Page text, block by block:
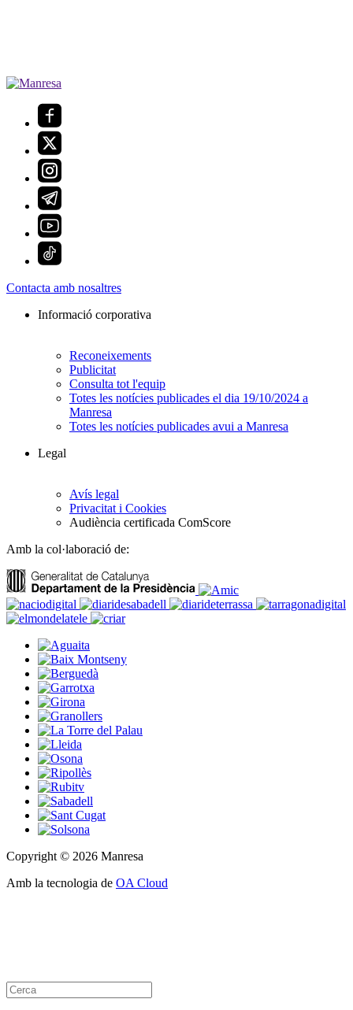
Contacta amb nosaltres
Informació corporativa
Reconeixements
Publicitat
Consulta tot l'equip
Totes les notícies publicades el dia 19/10/2024 a
Manresa
Totes les notícies publicades avui a Manresa
Legal
Avís legal
Privacitat i Cookies
Audiència certificada ComScore
Amb la col·laboració de:
Copyright © 2026 Manresa
Amb la tecnologia de OA Cloud